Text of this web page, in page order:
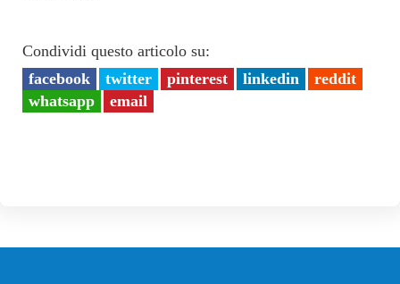
Condividi questo articolo su:
facebook
twitter pinterest linkedin
reddit
whatsapp
email